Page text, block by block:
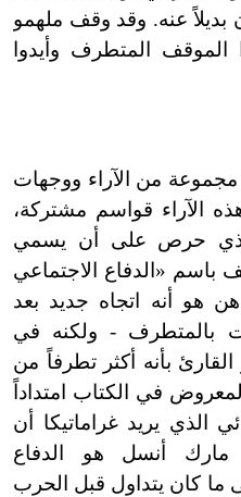
بديلاً عنه. وقد وقف ملهمو
الموقف المتطرف وأيدوا
مجموعة من الآراء ووجهات
الآراء قواسم مشتركة،
حرص على أن يسمي
باسم «الدفاع الاجتماعي
هو أنه اتجاه جديد بعد
بالمتطرف -ولكنه في
بأنه أكثر تطرفاً من
في الكتاب امتداداً
الذي يريد غراماتيكا أن
مارك أنسل هو الدفاع
ما كان يتداول قبل الحرب